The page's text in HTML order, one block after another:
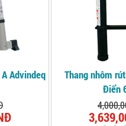
Advindeq
Thang nhôm
Điển